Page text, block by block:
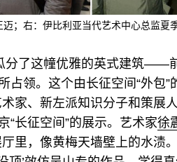
；右：伊比利亚当代艺术中心总监夏
分了这幢优雅的英式建筑——
占领。这个由长征空间“外包
家、新左派知识分子和策展
“长征空间”的展示。艺术家徐
里，像黄梅天墙壁上的水渍